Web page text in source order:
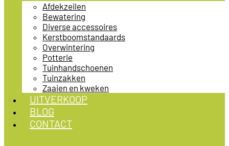
Afdekzeilen
Bewatering
Diverse accessoires
Kerstboomstandaards
Overwintering
Potterie
Tuinhandschoenen
Tuinzakken
Zaaien en kweken
UITVERKOOP
BLOG
CONTACT